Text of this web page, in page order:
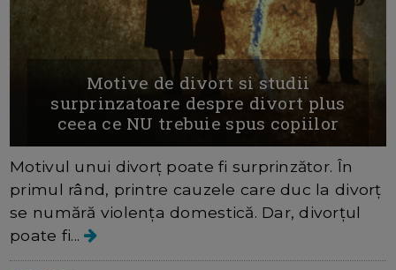
Motive de divort si studii
surprinzatoare despre divort plus
ceea ce NU trebuie spus copiilor
Motivul unui divorț poate fi surprinzător. În
primul rând, printre cauzele care duc la divorț
se numără violența domestică. Dar, divorțul
poate fi...